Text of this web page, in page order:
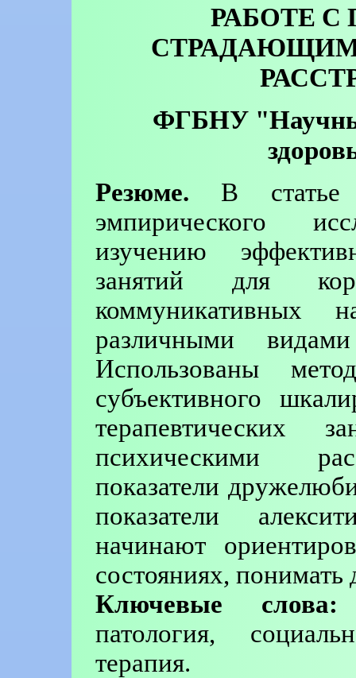
РАБОТЕ
ФГБНУ
Резюме. В статье
эмпирического
изучению
занятий для
коммуникативных
различными
Использованы
субъективного
терапевтических
психическими
показатели
показатели
начинают
состояниях, понимать
Ключевые слова:
патология,
терапия.